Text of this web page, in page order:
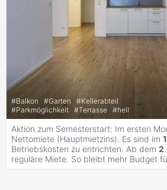
#Balkon #Garten #Kellerabteil
#Parkmöglichkeit #Terrasse #hell
Aktion zum Semesterstart: Im ersten
Nettomiete (Hauptmietzins). Es sind im 1
Betriebskosten zu entrichten. Ab dem 2
reguläre Miete. So bleibt mehr Budget